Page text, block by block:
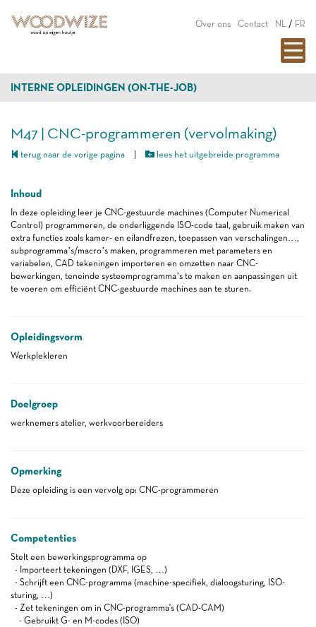
Over ons Contact NL / FR
INTERNE OPLEIDINGEN (ON-THE-JOB)
M47 | CNC-programmeren (vervolmaking)
terug naar de vorige pagina lees het uitgebreide programma
Inhoud
In deze opleiding leer je CNC-gestuurde machines (Computer Numerical
Control) programmeren, de onderliggende ISO-code taal, gebruik maken van
extra functies zoals kamer- en eilandfrezen, toepassen van verschalingen…,
subprogramma’s/macro’s maken, programmeren met parameters en
variabelen, CAD tekeningen importeren en omzetten naar CNC-
bewerkingen, teneinde systeemprogramma’s te maken en aanpassingen uit
te voeren om efficiënt CNC-gestuurde machines aan te sturen.
Opleidingsvorm
Werkplekleren
Doelgroep
werknemers atelier, werkvoorbereiders
Opmerking
Deze opleiding is een vervolg op: CNC-programmeren
Competenties
Stelt een bewerkingsprogramma op
- Importeert tekeningen (DXF, IGES, …)
- Schrijft een CNC-programma (machine-specifiek, dialoogsturing, ISO-
sturing, …)
- Zet tekeningen om in CNC-programma's (CAD-CAM)
- Gebruikt G- en M-codes (ISO)